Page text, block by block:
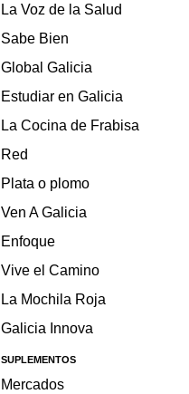
La Voz de la Salud
Sabe Bien
Global Galicia
Estudiar en Galicia
La Cocina de Frabisa
Red
Plata o plomo
Ven A Galicia
Enfoque
Vive el Camino
La Mochila Roja
Galicia Innova
SUPLEMENTOS
Mercados